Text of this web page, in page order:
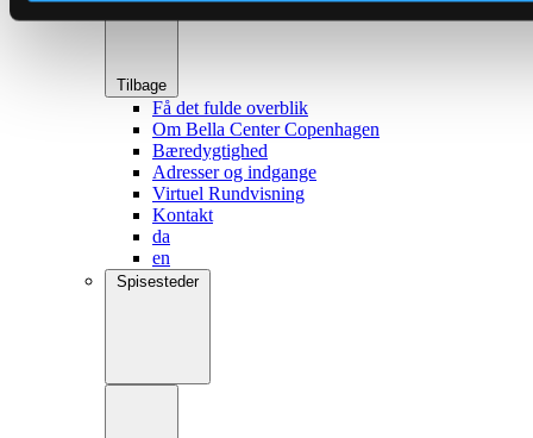
Tilbage
Få det fulde overblik
Om Bella Center Copenhagen
Bæredygtighed
Adresser og indgange
Virtuel Rundvisning
Kontakt
da
en
Spisesteder